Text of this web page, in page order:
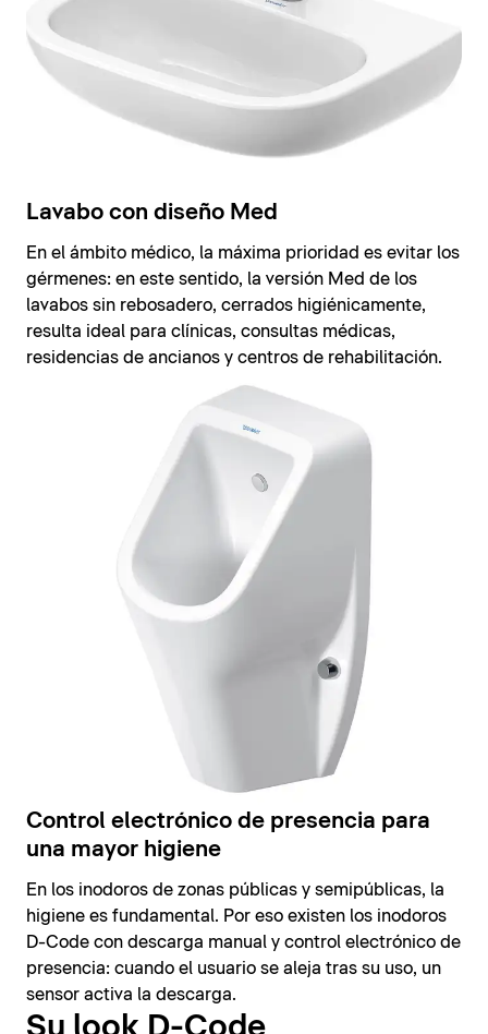
Lavabo con diseño Med
En el ámbito médico, la máxima prioridad es evitar los
gérmenes: en este sentido, la versión Med de los
lavabos sin rebosadero, cerrados higiénicamente,
resulta ideal para clínicas, consultas médicas,
residencias de ancianos y centros de rehabilitación.
Control electrónico de presencia para
una mayor higiene
En los inodoros de zonas públicas y semipúblicas, la
higiene es fundamental. Por eso existen los inodoros
D-Code con descarga manual y control electrónico de
presencia: cuando el usuario se aleja tras su uso, un
sensor activa la descarga.